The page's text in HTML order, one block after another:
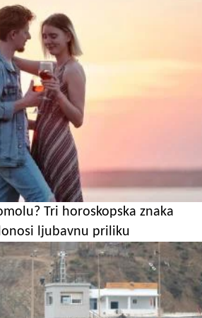
Tri horoskopska znaka
ljubavnu priliku